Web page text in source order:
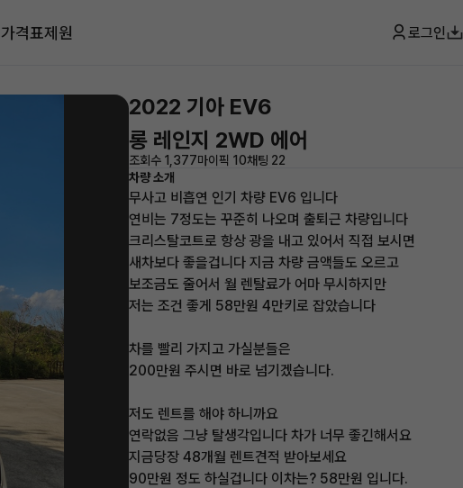
가격표제원 로그인
2022 기아 EV6
롱 레인지 2WD 에어
조회수 1,377마이픽 10채팅 22
차량 소개
무사고 비흡연 인기 차량 EV6 입니다
연비는 7정도는 꾸준히 나오며 출퇴근 차량입니다
크리스탈코트로 항상 광을 내고 있어서 직접 보시면
새차보다 좋을겁니다 지금 차량 금액들도 오르고
보조금도 줄어서 월 렌탈료가 어마 무시하지만
저는 조건 좋게 58만원 4만키로 잡았습니다
차를 빨리 가지고 가실분들은
200만원 주시면 바로 넘기겠습니다.
저도 렌트를 해야 하니까요
연락없음 그냥 탈생각입니다 차가 너무 좋긴해서요
지금당장 48개월 렌트견적 받아보세요
90만원 정도 하실겁니다 이차는? 58만원 입니다.